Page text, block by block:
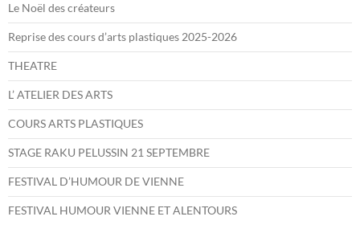
Le Noël des créateurs
Reprise des cours d’arts plastiques 2025-2026
THEATRE
L’ ATELIER DES ARTS
COURS ARTS PLASTIQUES
STAGE RAKU PELUSSIN 21 SEPTEMBRE
FESTIVAL D’HUMOUR DE VIENNE
FESTIVAL HUMOUR VIENNE ET ALENTOURS